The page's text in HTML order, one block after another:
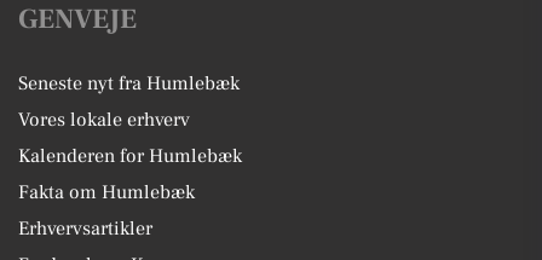
GENVEJE
Seneste nyt fra Humlebæk
Vores lokale erhverv
Kalenderen for Humlebæk
Fakta om Humlebæk
Erhvervsartikler